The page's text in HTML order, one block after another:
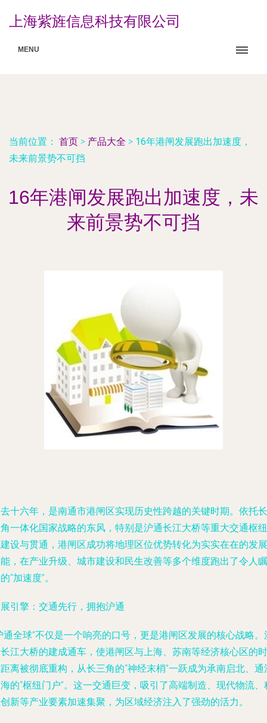
上海紫旌信息科技有限公司
MENU
当前位置： 首页 > 产品大全 > 16年港闸发展跑出加速度，
未来前景势不可挡
16年港闸发展跑出加速度，未
来前景势不可挡
十六年，是南通市港闸区实现历史性跨越的关键时期。依托长
一体化国家战略的东风，特别是沪通长江大桥等重大交通枢纽
设与贯通，港闸区成功将地理区位优势转化为实实在在的发展
，在产业升级、城市建设和民生改善等多个维度跑出了令人瞩
“加速度”。
引擎：交通先行，拥抱沪通
通全球”不仅是一个响亮的口号，更是港闸区发展的核心战略。
江大桥的建成通车，使港闸区与上海、苏南等经济核心区的时
离被彻底重构，从长三角的“神经末梢”一跃成为承南启北、通
的“枢纽门户”。这一交通巨变，吸引了高端制造、现代物流、
新等产业要素加速集聚，为区域经济注入了强劲的活力。